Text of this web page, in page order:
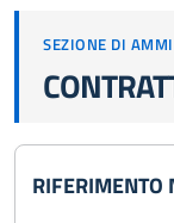
PROFESSIONE
SEZIONE DI
RIFERIMENTO